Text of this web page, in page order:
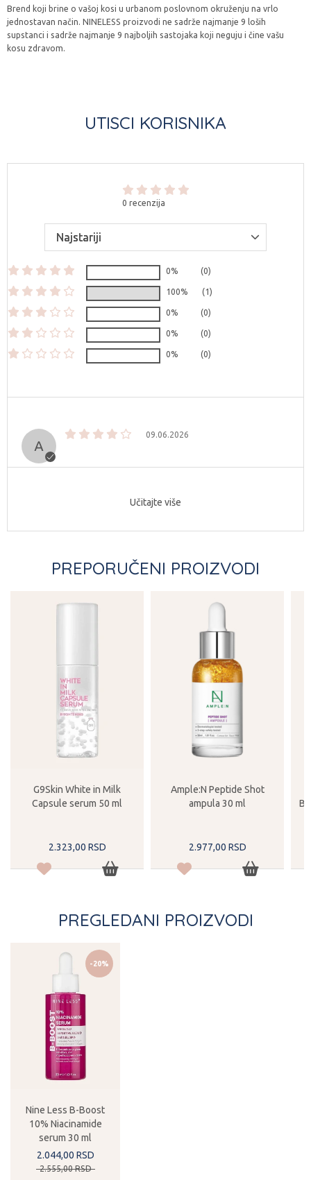
Brend koji brine o vašoj kosi u urbanom poslovnom okruženju na vrlo
jednostavan način. NINELESS proizvodi ne sadrže najmanje 9 loših
supstanci i sadrže najmanje 9 najboljih sastojaka koji neguju i čine vašu
kosu zdravom.
UTISCI KORISNIKA
0 recenzija
0% (0)
100% (1)
0% (0)
0% (0)
0% (0)
09.06.2026
Učitajte više
PREPORUČENI PROIZVODI
G9Skin White in Milk
Capsule serum 50 ml
2.323,00 RSD
Ample:N Peptide Shot
ampula 30 ml
2.977,00 RSD
PREGLEDANI PROIZVODI
-20%
Nine Less B-Boost
10% Niacinamide
serum 30 ml
2.044,00 RSD
2.555,00 RSD